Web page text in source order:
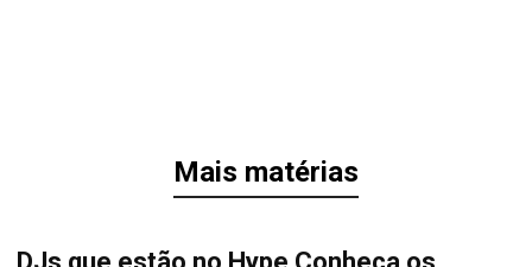
Mais matérias